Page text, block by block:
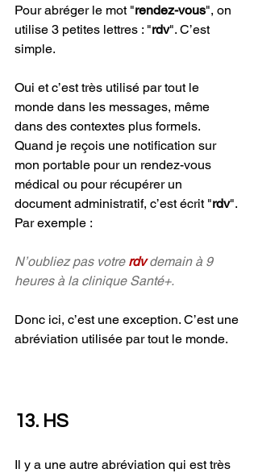
Pour abréger le mot "rendez-vous", on
utilise 3 petites lettres : "rdv". C’est
simple.
Oui et c’est très utilisé par tout le
monde dans les messages, même
dans des contextes plus formels.
Quand je reçois une notification sur
mon portable pour un rendez-vous
médical ou pour récupérer un
document administratif, c’est écrit "rdv".
Par exemple :
N’oubliez pas votre rdv demain à 9
heures à la clinique Santé+.
Donc ici, c’est une exception. C’est une
abréviation utilisée par tout le monde.
13. HS
Il y a une autre abréviation qui est très